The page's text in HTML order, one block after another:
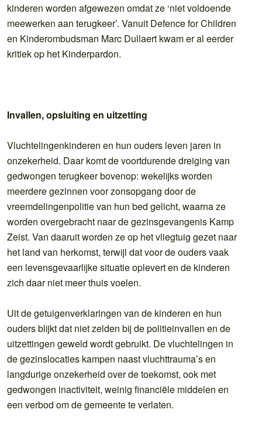
kinderen worden afgewezen omdat ze ‘niet voldoende
meewerken aan terugkeer’. Vanuit Defence for Children
en Kinderombudsman Marc Dullaert kwam er al eerder
kritiek op het Kinderpardon.
Invallen, opsluiting en uitzetting
Vluchtelingenkinderen en hun ouders leven jaren in
onzekerheid. Daar komt de voortdurende dreiging van
gedwongen terugkeer bovenop: wekelijks worden
meerdere gezinnen voor zonsopgang door de
vreemdelingenpolitie van hun bed gelicht, waarna ze
worden overgebracht naar de gezinsgevangenis Kamp
Zeist. Van daaruit worden ze op het vliegtuig gezet naar
het land van herkomst, terwijl dat voor de ouders vaak
een levensgevaarlijke situatie oplevert en de kinderen
zich daar niet meer thuis voelen.
Uit de getuigenverklaringen van de kinderen en hun
ouders blijkt dat niet zelden bij de politieinvallen en de
uitzettingen geweld wordt gebruikt. De vluchtelingen in
de gezinslocaties kampen naast vluchttrauma’s en
langdurige onzekerheid over de toekomst, ook met
gedwongen inactiviteit, weinig financiële middelen en
een verbod om de gemeente te verlaten.